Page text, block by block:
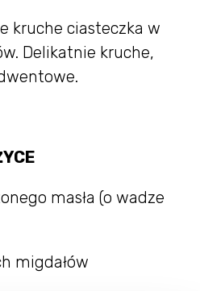
kruche ciasteczka w
Delikatnie kruche,
masła (o wadze
migdałów